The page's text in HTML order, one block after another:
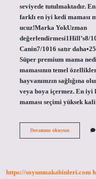
seviyede tutulmaktadır.
farklı en iyi kedi maması
ucuz!Marka YokUzman
değerlendirmesi1Hill’s8/
Canin7/1016 satır
Süper premium mama
mamasının temel
hayvanınızın sağlığına
veya boya içermez. En iyi
maması seçimi yüksek
Devamını okuyunPremium
https://soyunmakabinleri.com